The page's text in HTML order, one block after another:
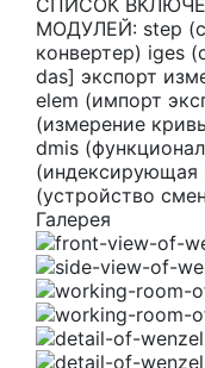
СПИСОК
МОДУЛЕЙ: step
конвертер) iges
das] экспорт
elem (импорт
(измерение
dmis
(индексирующая
(устройство
Галерея